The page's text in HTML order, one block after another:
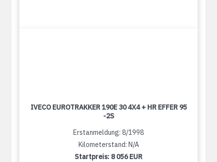
IVECO EUROTRAKKER 190E 30 4X4 + HR EFFER 95
-2S
Erstanmeldung: 8/1998
Kilometerstand: N/A
Startpreis: 8 056 EUR